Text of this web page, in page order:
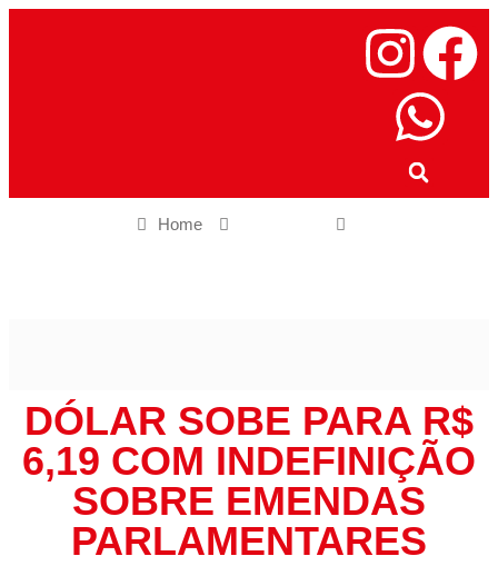
Home
DÓLAR SOBE PARA R$
6,19 COM INDEFINIÇÃO
SOBRE EMENDAS
PARLAMENTARES